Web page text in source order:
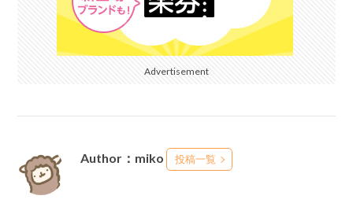
Advertisement
Author：miko 投稿一覧